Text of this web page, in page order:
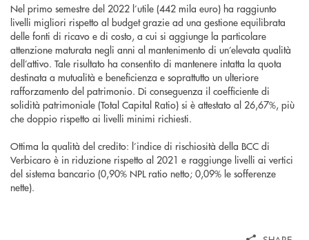
Nel primo semestre del 2022 l’utile (442 mila euro) ha raggiunto
livelli migliori rispetto al budget grazie ad una gestione equilibrata
delle fonti di ricavo e di costo, a cui si aggiunge la particolare
attenzione maturata negli anni al mantenimento di un’elevata qualità
dell’attivo. Tale risultato ha consentito di mantenere intatta la quota
destinata a mutualità e beneficienza e soprattutto un ulteriore
rafforzamento del patrimonio. Di conseguenza il coefficiente di
solidità patrimoniale (Total Capital Ratio) si è attestato al 26,67%, più
che doppio rispetto ai livelli minimi richiesti.
Ottima la qualità del credito: l’indice di rischiosità della BCC di
Verbicaro è in riduzione rispetto al 2021 e raggiunge livelli ai vertici
del sistema bancario (0,90% NPL ratio netto; 0,09% le sofferenze
nette).